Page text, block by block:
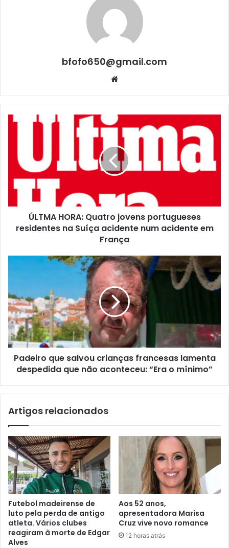
bfofo650@gmail.com
Website
ÚLTMA HORA: Quatro jovens portugueses
residentes na Suíça acidente num acidente em
França
Padeiro que salvou crianças francesas lamenta
despedida que não aconteceu: “Era o mínimo”
Artigos relacionados
Futebol madeirense de
luto pela perda de antigo
atleta. Vários clubes
reagiram à morte de Edgar
Alves
Aos 52 anos,
apresentadora Marisa
Cruz vive novo romance
12 horas atrás